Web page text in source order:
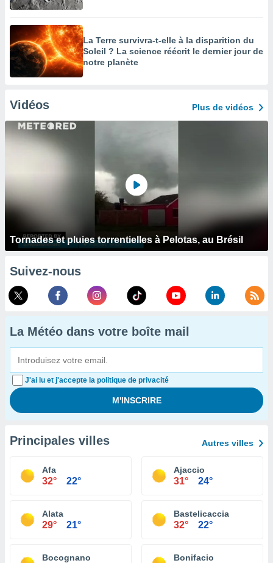
La Terre survivra-t-elle à la disparition du
Soleil ? La science réécrit le dernier jour de
notre planète
Vidéos Plus de vidéos
Tornades et pluies torrentielles à Pelotas, au Brésil
Suivez-nous
La Météo dans votre boîte mail
J'ai lu et j'accepte la politique de privacité
Principales villes Autres villes
Afa
32° 22°
Ajaccio
31° 24°
Alata
29° 21°
Bastelicaccia
32° 22°
Bocognano Bonifacio